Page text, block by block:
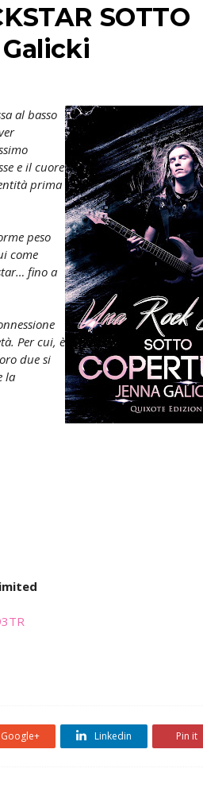
SOTTO
al basso
e il cuore
prima
peso
come
fino a
Per cui, è
due si
la
Google+ Linkedin Pin it